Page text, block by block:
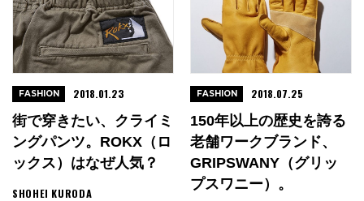
街で穿きたい、クライミ
ングパンツ。ROKX（ロ
ックス）はなぜ人気？
SHOHEI KURODA
FASHION 2018.01.23
150年以上の歴史を誇る
老舗ワークブランド、
GRIPSWANY（グリッ
プスワニー）。
FASHION 2018.07.25